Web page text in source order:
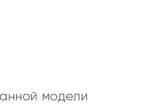
модели